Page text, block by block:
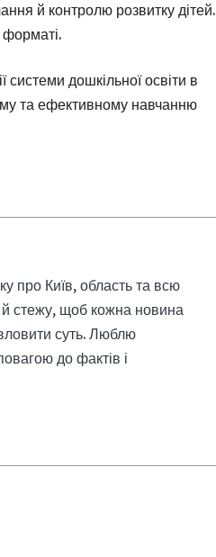
й контролю розвитку дітей.
форматі.
дошкільної освіти в
та ефективному навчанню
про Київ, область та всю
й стежу, щоб кожна новина
суть. Люблю
до фактів і